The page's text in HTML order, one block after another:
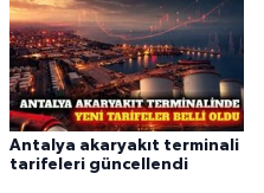
Antalya akaryakıt terminali
tarifeleri güncellendi